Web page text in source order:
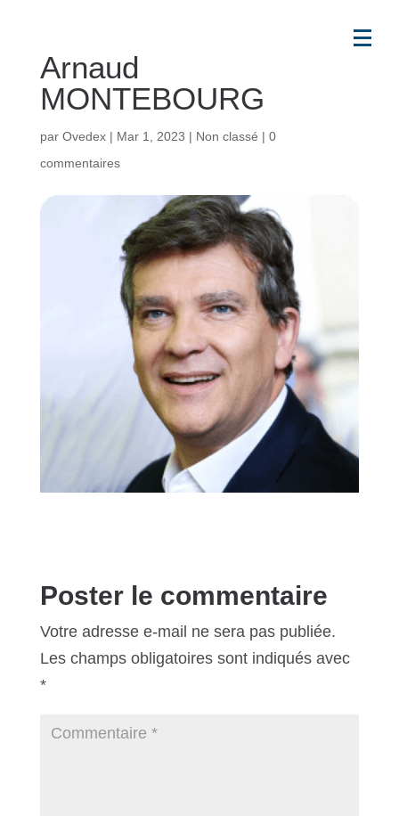
Arnaud
MONTEBOURG
par Ovedex| Mar 1, 2023 | Non classé | 0
commentaires
Poster le commentaire
Votre adresse e-mail ne sera pas publiée.
Les champs obligatoires sont indiqués avec
*